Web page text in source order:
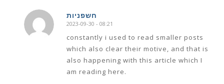
חשפניות
says:
2023-09-30 - 08:21
constantly i used to read smaller posts
which also clear their motive, and that is
also happening with this article which I
am reading here.